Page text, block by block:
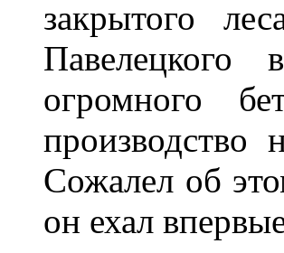
закрытого
Павелецкого
огромного
производство
Сожалел об
он ехал